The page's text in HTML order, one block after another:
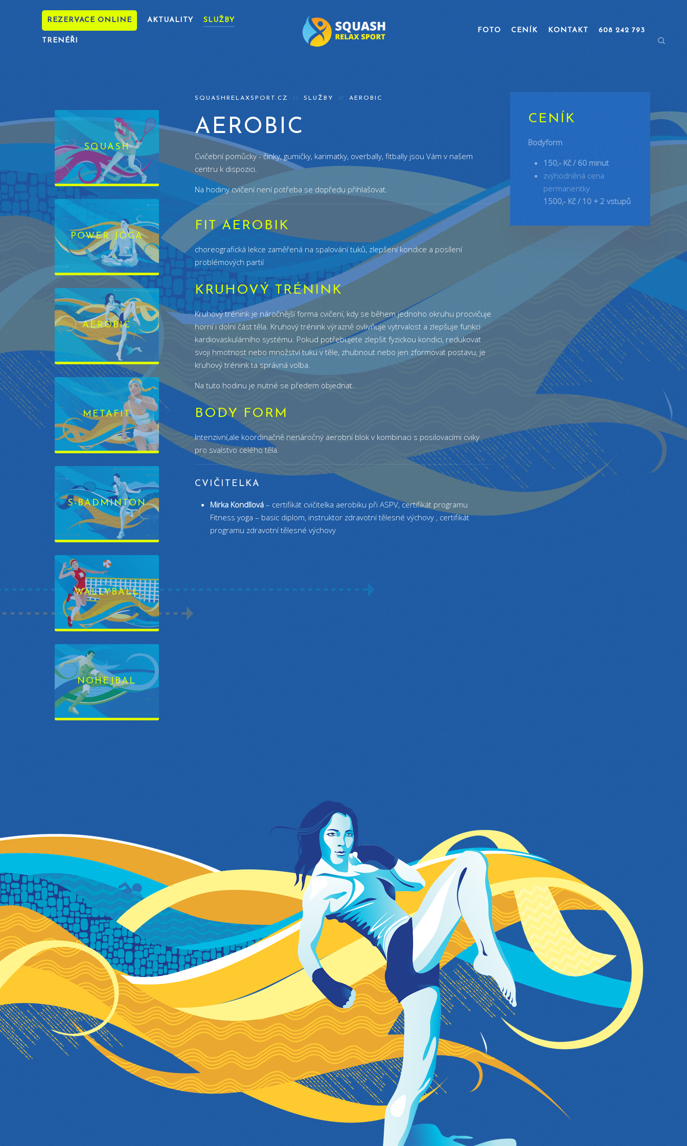
REZERVACE ONLINE AKTUALITY SLUŽBY
TRENÉŘI
FOTO CENÍK KONTAKT 608 242 793
SQUASHRELAXSPORT.CZ SLUŽBY AEROBIC
AEROBIC
Cvičební pomůcky - činky, gumičky, karimatky, overbally, fitbally jsou Vám v našem
centru k dispozici.
Na hodiny cvičení není potřeba se dopředu přihlašovat.
FIT AEROBIK
choreografická lekce zaměřená na spalování tuků, zlepšení kondice a posílení
problémových partií
KRUHOVÝ TRÉNINK
Kruhový trénink je náročnější forma cvičení, kdy se během jednoho okruhu procvičuje
horní i dolní část těla. Kruhový trénink výrazně ovlivňuje vytrvalost a zlepšuje funkci
kardiovaskulárního systému. Pokud potřebujete zlepšit fyzickou kondici, redukovat
svoji hmotnost nebo množství tuku v těle, zhubnout nebo jen zformovat postavu, je
kruhový trénink ta správná volba.
Na tuto hodinu je nutné se předem objednat.
BODY FORM
Intenzivní,ale koordinačně nenáročný aerobní blok v kombinaci s posilovacími cviky
pro svalstvo celého těla.
CVIČITELKA
Mirka Kondllová– certifikát cvičitelka aerobiku při ASPV, certifikát programu
Fitness yoga – basic diplom, instruktor zdravotní tělesné výchovy , certifikát
programu zdravotní tělesné výchovy
SQUASH
POWER JÓGA
AEROBIC
METAFIT
S-BADMINTON
WALLYBALL
NOHEJBAL
CENÍK
Bodyform
150,- Kč / 60 minut
zvýhodněná cena
permanentky
1500,- Kč / 10 + 2 vstupů